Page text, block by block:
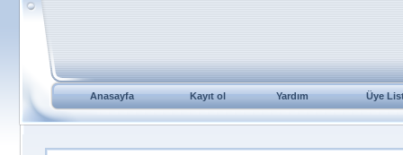
Anasayfa Kayıt ol Yardım Üye